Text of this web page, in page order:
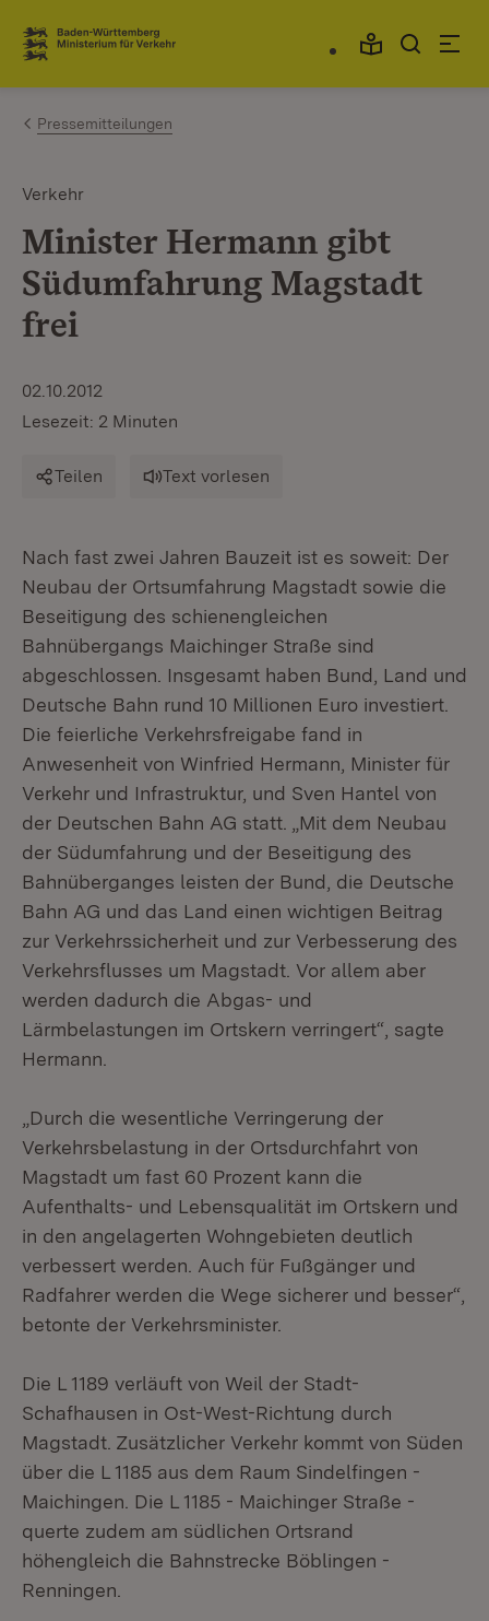
Zum Inhalt springen
Link zur Startseite
Pressemitteilungen
Verkehr
Minister Hermann gibt
Südumfahrung Magstadt
frei
02.10.2012
Lesezeit: 2 Minuten
Teilen Text vorlesen
Nach fast zwei Jahren Bauzeit ist es soweit: Der
Neubau der Ortsumfahrung Magstadt sowie die
Beseitigung des schienengleichen
Bahnübergangs Maichinger Straße sind
abgeschlossen. Insgesamt haben Bund, Land und
Deutsche Bahn rund 10 Millionen Euro investiert.
Die feierliche Verkehrsfreigabe fand in
Anwesenheit von Winfried Hermann, Minister für
Verkehr und Infrastruktur, und Sven Hantel von
der Deutschen Bahn AG statt. „Mit dem Neubau
der Südumfahrung und der Beseitigung des
Bahnüberganges leisten der Bund, die Deutsche
Bahn AG und das Land einen wichtigen Beitrag
zur Verkehrssicherheit und zur Verbesserung des
Verkehrsflusses um Magstadt. Vor allem aber
werden dadurch die Abgas- und
Lärmbelastungen im Ortskern verringert“, sagte
Hermann.
„Durch die wesentliche Verringerung der
Verkehrsbelastung in der Ortsdurchfahrt von
Magstadt um fast 60 Prozent kann die
Aufenthalts- und Lebensqualität im Ortskern und
in den angelagerten Wohngebieten deutlich
verbessert werden. Auch für Fußgänger und
Radfahrer werden die Wege sicherer und besser“,
betonte der Verkehrsminister.
Die L 1189 verläuft von Weil der Stadt-
Schafhausen in Ost-West-Richtung durch
Magstadt. Zusätzlicher Verkehr kommt von Süden
über die L 1185 aus dem Raum Sindelfingen -
Maichingen. Die L 1185 - Maichinger Straße -
querte zudem am südlichen Ortsrand
höhengleich die Bahnstrecke Böblingen -
Renningen.